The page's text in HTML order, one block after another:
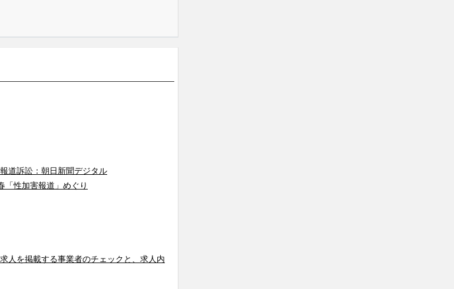
道訴訟：朝日新聞デジタル
「性加害報道」めぐり
人を掲載する事業者のチェックと、求人内